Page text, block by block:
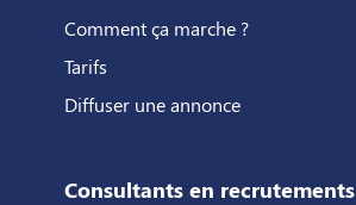
Comment ça marche ?
Tarifs
Diffuser une annonce
Consultants en recrutements